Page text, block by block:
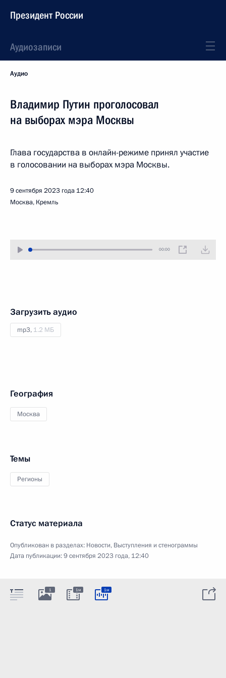
Президент России
Аудиозаписи
Аудио
Владимир Путин проголосовал
на выборах мэра Москвы
Глава государства в онлайн-режиме принял участие
в голосовании на выборах мэра Москвы.
9 сентября 2023 года 12:40
Москва, Кремль
00:00
Загрузить аудио
mp3, 1.2 МБ
География
Москва
Темы
Регионы
Статус материала
Опубликован в разделах: Новости, Выступления и стенограммы
Дата публикации:9 сентября 2023 года, 12:40
1 1м 1м